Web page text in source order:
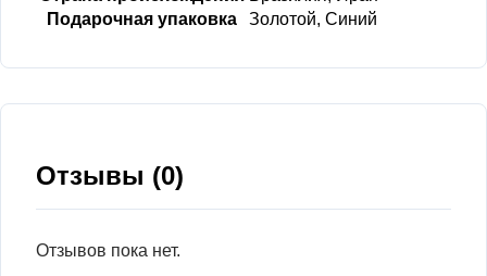
Подарочная упаковка
Золотой, Синий
Отзывы (0)
Отзывов пока нет.